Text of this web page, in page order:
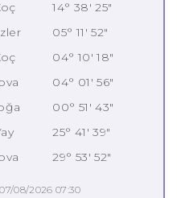
14° 38' 25"
05° 11' 52"
04° 10' 18"
04° 01' 56"
00° 51' 43"
25° 41' 39"
29° 53' 52"
08/2026 07:30